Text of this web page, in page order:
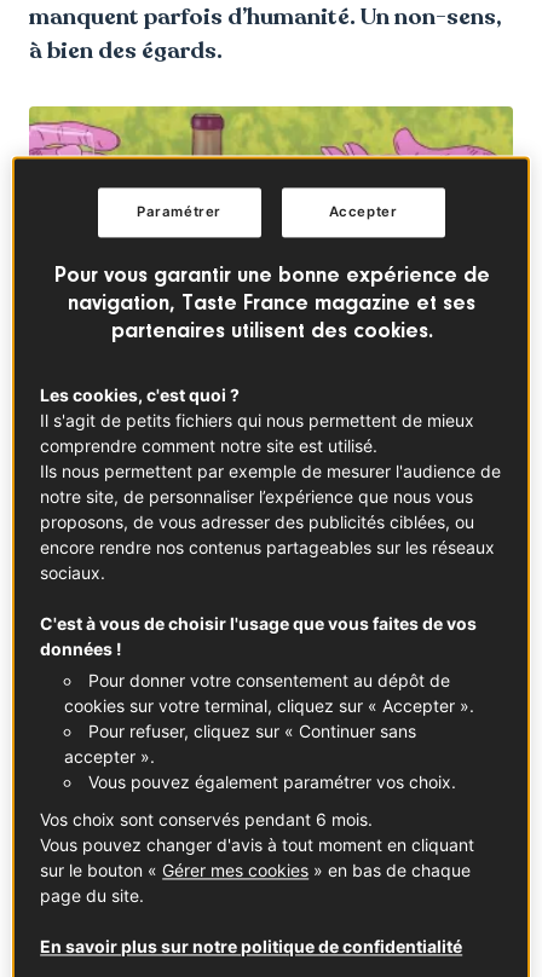
manquent parfois d’humanité. Un non-sens,
à bien des égards.
© ©Lauren Cierzan
Quand il s’agit d’évoquer ou de commenter un vin,
certains cultivent encore l’entre-soi des « sachants », de
ceux qui emploient un vocabulaire savant, inaudible à
plus qu’ils ne le dégustent : au lieu de se laisser porter
par lui, les voilà qui l’enferment dans une grille de lecture
figée, standardisée, à l’affût du moindre
défaut susceptible de le faire sortir des canons attendus.
L’analyse dans toute sa froideur ! Pire
encore, leurs commentaires obscurs s’accompagnent de
notes ! Eh oui, sur 10, sur 20, sur 100, ces
« experts » notent les vins comme un devoir de
mathématiques. Bigrement
réducteur ! Comment retranscrire un plaisir
Devant cette dictature du chiffre, très présente dans
Pour vous garantir une bonne expérience de
navigation, Taste France magazine et ses
partenaires utilisent des cookies.
Les cookies, c'est quoi ?
Il s'agit de petits fichiers qui nous permettent de mieux
comprendre comment notre site est utilisé.
Ils nous permettent par exemple de mesurer l'audience de
notre site, de personnaliser l’expérience que nous vous
proposons, de vous adresser des publicités ciblées, ou
encore rendre nos contenus partageables sur les réseaux
sociaux.
C'est à vous de choisir l'usage que vous faites de vos
données !
Pour donner votre consentement au dépôt de
cookies sur votre terminal, cliquez sur « Accepter ».
Pour refuser, cliquez sur « Continuer sans
accepter ».
Vous pouvez également paramétrer vos choix.
Vos choix sont conservés pendant 6 mois.
Vous pouvez changer d'avis à tout moment en cliquant
sur le bouton « Gérer mes cookies » en bas de chaque
page du site.
En savoir plus sur notre politique de confidentialité
Accepter
Paramétrer